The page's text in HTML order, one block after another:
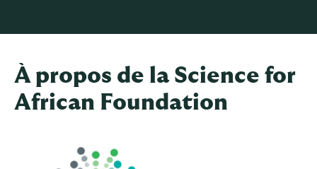
À propos de la Science for
African Foundation